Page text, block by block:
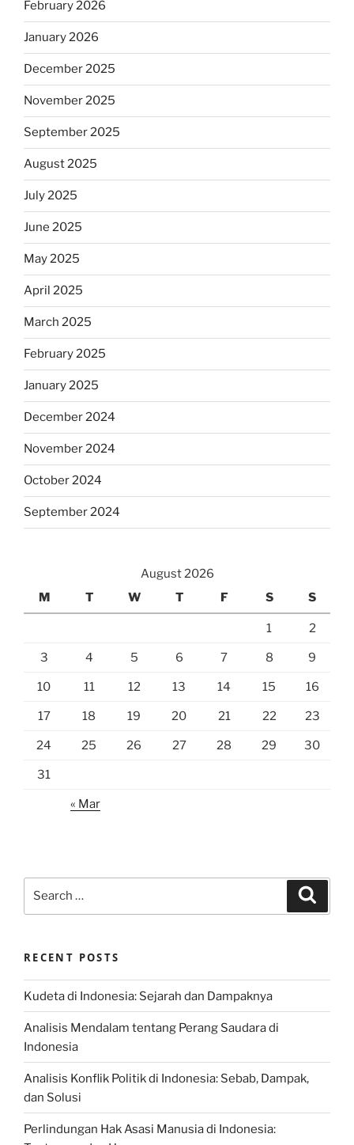
February 2026
January 2026
December 2025
November 2025
September 2025
August 2025
July 2025
June 2025
May 2025
April 2025
March 2025
February 2025
January 2025
December 2024
November 2024
October 2024
September 2024
August 2026
M
T W T F S S
1 2
3 4 5 6 7 8 9
10 11 12 13 14 15 16
17 18 19 20 21 22 23
24 25 26 27 28 29 30
31
« Mar
RECENT POSTS
Kudeta di Indonesia: Sejarah dan Dampaknya
Analisis Mendalam tentang Perang Saudara di
Indonesia
Analisis Konflik Politik di Indonesia: Sebab, Dampak,
dan Solusi
Perlindungan Hak Asasi Manusia di Indonesia: